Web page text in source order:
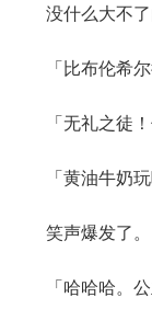
没什么大不了
「比布伦希尔
「无礼之徒！
「黄油牛奶玩
笑声爆发了。
「哈哈哈。公